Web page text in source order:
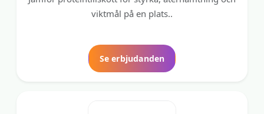
viktmål på en plats..
Se erbjudanden